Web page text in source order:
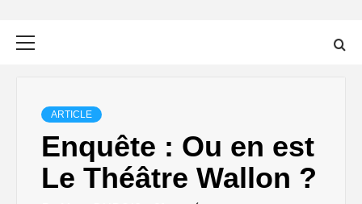
ARTICLE
Enquête : Ou en est
Le Théâtre Wallon ?